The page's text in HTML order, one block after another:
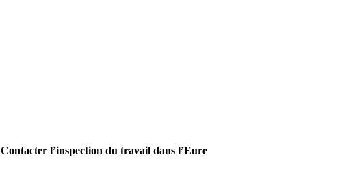
Contacter l’inspection du travail dans l’Eure